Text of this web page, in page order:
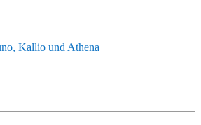
Kallio und Athena